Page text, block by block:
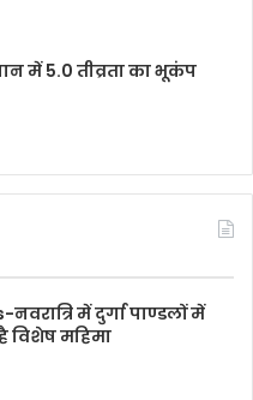
में 5.0 तीव्रता का भूकंप
में दुर्गा पाण्डलों में
विशेष महिमा